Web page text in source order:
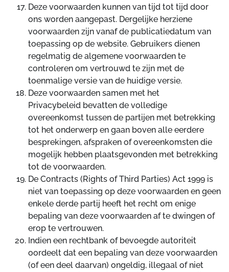
Deze voorwaarden kunnen van tijd tot tijd door
ons worden aangepast. Dergelijke herziene
voorwaarden zijn vanaf de publicatiedatum van
toepassing op de website. Gebruikers dienen
regelmatig de algemene voorwaarden te
controleren om vertrouwd te zijn met de
toenmalige versie van de huidige versie.
Deze voorwaarden samen met het
Privacybeleid bevatten de volledige
overeenkomst tussen de partijen met betrekking
tot het onderwerp en gaan boven alle eerdere
besprekingen, afspraken of overeenkomsten die
mogelijk hebben plaatsgevonden met betrekking
tot de voorwaarden.
De Contracts (Rights of Third Parties) Act 1999 is
niet van toepassing op deze voorwaarden en geen
enkele derde partij heeft het recht om enige
bepaling van deze voorwaarden af te dwingen of
erop te vertrouwen.
Indien een rechtbank of bevoegde autoriteit
oordeelt dat een bepaling van deze voorwaarden
(of een deel daarvan) ongeldig, illegaal of niet